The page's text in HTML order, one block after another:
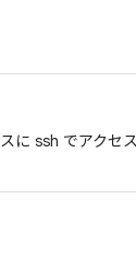
に ssh でアクセス